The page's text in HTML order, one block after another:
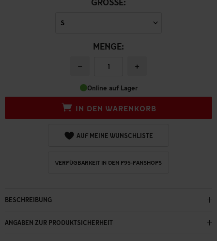
MENGE:
− +
Online auf Lager
IN DEN WARENKORB
AUF MEINE WUNSCHLISTE
VERFÜGBARKEIT IN DEN F95-FANSHOPS
BESCHREIBUNG
ANGABEN ZUR PRODUKTSICHERHEIT